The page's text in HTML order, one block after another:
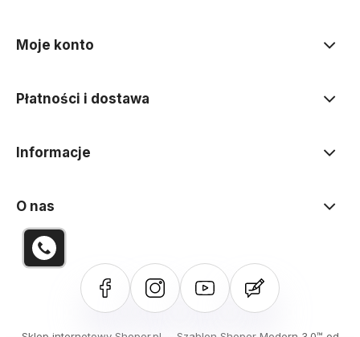
Moje konto
Płatności i dostawa
Informacje
O nas